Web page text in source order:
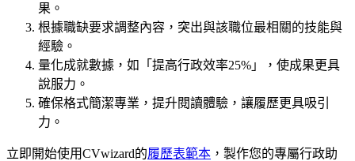
果。
根據職缺要求調整內容，突出與該職位最相關的技能與
經驗。
量化成就數據，如「提高行政效率25%」，使成果更具
說服力。
確保格式簡潔專業，提升閱讀體驗，讓履歷更具吸引
力。
立即開始使用CVwizard的履歷表範本 ，製作您的專屬行政助